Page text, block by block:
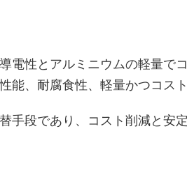
電性とアルミニウムの軽量で
、耐腐食性、軽量かつコス
手段であり、コスト削減と安